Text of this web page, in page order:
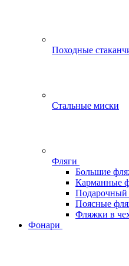
Походные
Стальные миски
Фляги
Большие
Карманные
Подарочный
Поясные
Фляжки в
Фонари